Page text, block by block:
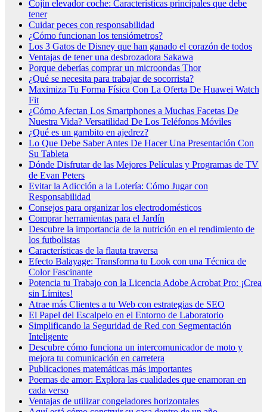
Cojín elevador coche: Características principales que debe
tener
Cuidar peces con responsabilidad
¿Cómo funcionan los tensiómetros?
Los 3 Gatos de Disney que han ganado el corazón de todos
Ventajas de tener una desbrozadora Sakawa
Porque deberías comprar un microondas Thor
¿Qué se necesita para trabajar de socorrista?
Maximiza Tu Forma Física Con La Oferta De Huawei Watch
Fit
¿Cómo Afectan Los Smartphones a Muchas Facetas De
Nuestra Vida? Versatilidad De Los Teléfonos Móviles
¿Qué es un gambito en ajedrez?
Lo Que Debe Saber Antes De Hacer Una Presentación Con
Su Tableta
Dónde Disfrutar de las Mejores Películas y Programas de TV
de Evan Peters
Evitar la Adicción a la Lotería: Cómo Jugar con
Responsabilidad
Consejos para organizar los electrodomésticos
Comprar herramientas para el Jardín
Descubre la importancia de la nutrición en el rendimiento de
los futbolistas
Características de la flauta traversa
Efecto Balayage: Transforma tu Look con una Técnica de
Color Fascinante
Potencia tu Trabajo con la Licencia Adobe Acrobat Pro: ¡Crea
sin Límites!
Atrae más Clientes a tu Web con estrategias de SEO
El Papel del Escalpelo en el Entorno de Laboratorio
Simplificando la Seguridad de Red con Segmentación
Inteligente
Descubre cómo funciona un intercomunicador de moto y
mejora tu comunicación en carretera
Publicaciones matemáticas más importantes
Poemas de amor: Explora las cualidades que enamoran en
cada verso
Ventajas de utilizar congeladores horizontales